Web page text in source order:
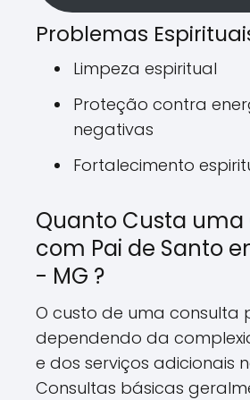
Problemas
Limpeza espiritual
Proteção contra
negativas
Fortalecimento
Quanto Custa uma
com Pai de Santo
- MG ?
O custo de uma consulta
dependendo da
e dos serviços adicionais
Consultas básicas